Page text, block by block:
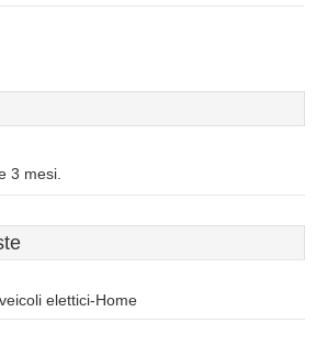
3 mesi.
elettici-Home